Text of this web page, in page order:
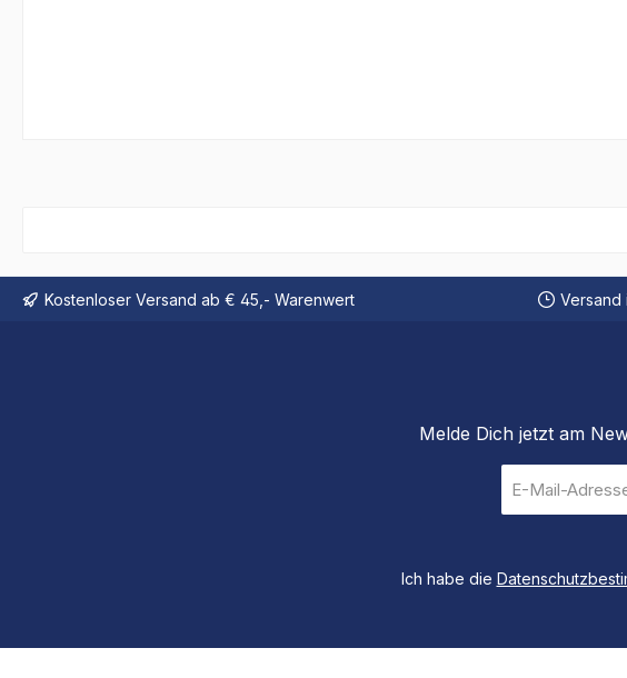
Kostenloser Versand ab € 45,- Warenwert Versand
Melde Dich jetzt am
Mail-
Ich habe die